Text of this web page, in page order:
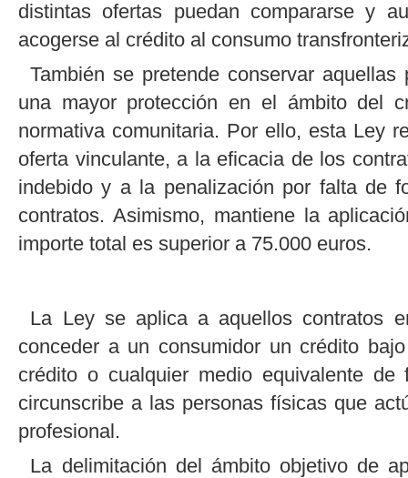
distintas ofertas puedan compararse y
acogerse al crédito al consumo
También se pretende conservar
una mayor protección en el ámbito del
normativa comunitaria. Por ello, esta Ley
oferta vinculante, a la eficacia de los
indebido y a la penalización por falta de
contratos. Asimismo, mantiene la
importe total es superior a 75.000 euros.
La Ley se aplica a aquellos contratos
conceder a un consumidor un crédito
crédito o cualquier medio equivalente de
circunscribe a las personas físicas que
profesional.
La delimitación del ámbito objetivo de